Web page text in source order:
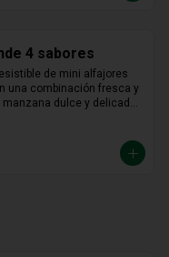
4 sabores
de mini alfajores
una combinación fresca y
dulce y delicada,
entre acidez y
bocado, ideal para